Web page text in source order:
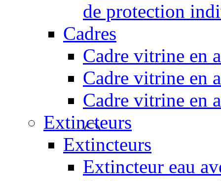
de protection
Cadres
Cadre vitrine en
Cadre vitrine en
Cadre vitrine en
Extincteurs
Extincteurs
Extincteur eau